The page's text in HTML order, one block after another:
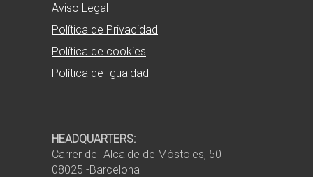
Aviso Legal
Política de Privacidad
Política de cookies
Política de Igualdad
HEADQUARTERS:
Carrer de l'Alcalde de Móstoles, 50
08025 -Barcelona